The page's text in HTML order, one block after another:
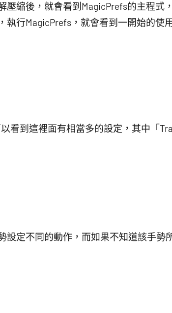
壓縮後，就會看到MagicPrefs的主程式
執行MagicPrefs，就會看到一開始的使
看到這裡面有相當多的設定，其中「
設定不同的動作，而如果不知道該手勢